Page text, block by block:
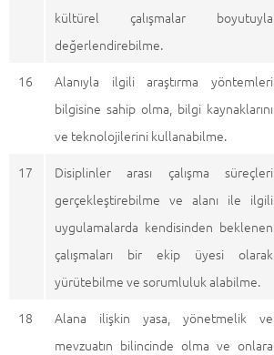
kültürel çalışmalar boyutuyla
değerlendirebilme.
16
Alanıyla ilgili araştırma yöntemleri
bilgisine sahip olma, bilgi kaynaklarını
ve teknolojilerini kullanabilme.
17
Disiplinler arası çalışma süreçleri
gerçekleştirebilme ve alanı ile ilgili
uygulamalarda kendisinden beklenen
çalışmaları bir ekip üyesi olarak
yürütebilme ve sorumluluk alabilme.
18
Alana ilişkin yasa, yönetmelik ve
mevzuatın bilincinde olma ve onlara